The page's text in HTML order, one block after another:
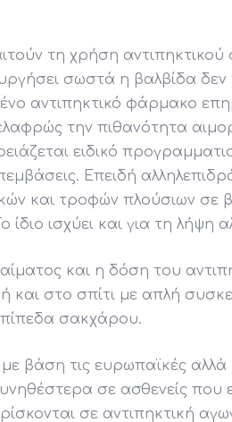
τη χρήση
σωστά η βαλβίδα
αντιπηκτικό φάρμακο
την πιθανότητα
ειδικό
Επειδή
και τροφών πλούσιων σε
ισχύει και για τη λήψη
και η δόση του
και στο σπίτι με απλή
σακχάρου.
βάση τις ευρωπαϊκές αλλά
σε ασθενείς που
σε αντιπηκτική